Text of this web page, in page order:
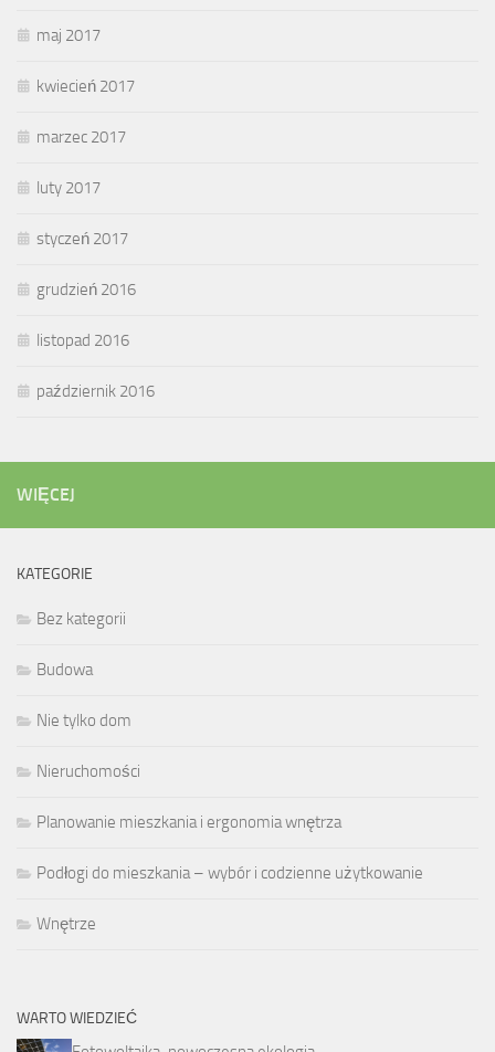
maj 2017
kwiecień 2017
marzec 2017
luty 2017
styczeń 2017
grudzień 2016
listopad 2016
październik 2016
WIĘCEJ
KATEGORIE
Bez kategorii
Budowa
Nie tylko dom
Nieruchomości
Planowanie mieszkania i ergonomia wnętrza
Podłogi do mieszkania – wybór i codzienne użytkowanie
Wnętrze
WARTO WIEDZIEĆ